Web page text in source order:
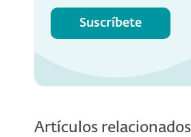
Suscríbete
Artículos relacionados